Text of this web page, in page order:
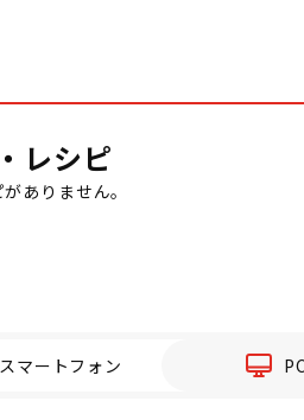
レシピ
ありません。
スマートフォン